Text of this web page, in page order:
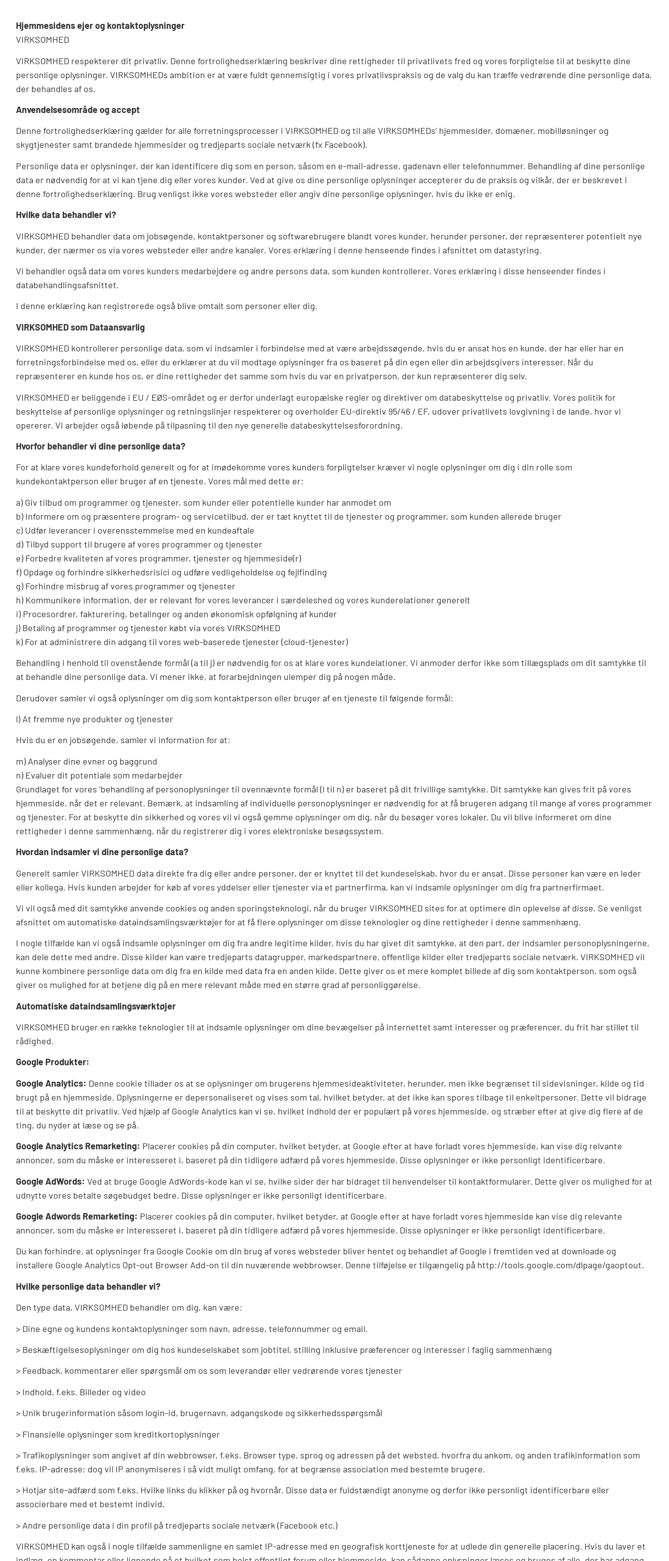
Hjemmesidens ejer og kontaktoplysninger
VIRKSOMHED
VIRKSOMHED respekterer dit privatliv. Denne fortrolighedserklæring beskriver dine rettigheder til privatlivets fred og vores forpligtelse til at beskytte dine
personlige oplysninger. VIRKSOMHEDs ambition er at være fuldt gennemsigtig i vores privatlivspraksis og de valg du kan træffe vedrørende dine personlige data,
der behandles af os.
Anvendelsesområde og accept
Denne fortrolighedserklæring gælder for alle forretningsprocesser i VIRKSOMHED og til alle VIRKSOMHEDs’ hjemmesider, domæner, mobilløsninger og
skygtjenester samt brandede hjemmesider og tredjeparts sociale netværk (fx Facebook).
Personlige data er oplysninger, der kan identificere dig som en person, såsom en e-mail-adresse, gadenavn eller telefonnummer. Behandling af dine personlige
data er nødvendig for at vi kan tjene dig eller vores kunder. Ved at give os dine personlige oplysninger accepterer du de praksis og vilkår, der er beskrevet i
denne fortrolighedserklæring. Brug venligst ikke vores websteder eller angiv dine personlige oplysninger, hvis du ikke er enig.
Hvilke data behandler vi?
VIRKSOMHED behandler data om jobsøgende, kontaktpersoner og softwarebrugere blandt vores kunder, herunder personer, der repræsenterer potentielt nye
kunder, der nærmer os via vores websteder eller andre kanaler. Vores erklæring i denne henseende findes i afsnittet om datastyring.
Vi behandler også data om vores kunders medarbejdere og andre persons data, som kunden kontrollerer. Vores erklæring i disse henseender findes i
databehandlingsafsnittet.
I denne erklæring kan registrerede også blive omtalt som personer eller dig.
VIRKSOMHED som Dataansvarlig
VIRKSOMHED kontrollerer personlige data, som vi indsamler i forbindelse med at være arbejdssøgende, hvis du er ansat hos en kunde, der har eller har en
forretningsforbindelse med os, eller du erklærer at du vil modtage oplysninger fra os baseret på din egen eller din arbejdsgivers interesser. Når du
repræsenterer en kunde hos os, er dine rettigheder det samme som hvis du var en privatperson, der kun repræsenterer dig selv.
VIRKSOMHED er beliggende i EU / EØS-området og er derfor underlagt europæiske regler og direktiver om databeskyttelse og privatliv. Vores politik for
beskyttelse af personlige oplysninger og retningslinjer respekterer og overholder EU-direktiv 95/46 / EF, udover privatlivets lovgivning i de lande, hvor vi
opererer. Vi arbejder også løbende på tilpasning til den nye generelle databeskyttelsesforordning.
Hvorfor behandler vi dine personlige data?
For at klare vores kundeforhold generelt og for at imødekomme vores kunders forpligtelser kræver vi nogle oplysninger om dig i din rolle som
kundekontaktperson eller bruger af en tjeneste. Vores mål med dette er:
a) Giv tilbud om programmer og tjenester, som kunder eller potentielle kunder har anmodet om
b) Informere om og præsentere program- og servicetilbud, der er tæt knyttet til de tjenester og programmer, som kunden allerede bruger
c) Udfør leverancer i overensstemmelse med en kundeaftale
d) Tilbyd support til brugere af vores programmer og tjenester
e) Forbedre kvaliteten af vores programmer, tjenester og hjemmeside(r)
f) Opdage og forhindre sikkerhedsrisici og udføre vedligeholdelse og fejlfinding
g) Forhindre misbrug af vores programmer og tjenester
h) Kommunikere information, der er relevant for vores leverancer i særdeleshed og vores kunderelationer generelt
i) Procesordrer, fakturering, betalinger og anden økonomisk opfølgning af kunder
j) Betaling af programmer og tjenester købt via vores VIRKSOMHED
k) For at administrere din adgang til vores web-baserede tjenester (cloud-tjenester)
Behandling i henhold til ovenstående formål (a til j) er nødvendig for os at klare vores kundelationer. Vi anmoder derfor ikke som tillægsplads om dit samtykke til
at behandle dine personlige data. Vi mener ikke, at forarbejdningen ulemper dig på nogen måde.
Derudover samler vi også oplysninger om dig som kontaktperson eller bruger af en tjeneste til følgende formål:
l) At fremme nye produkter og tjenester
Hvis du er en jobsøgende, samler vi information for at:
m) Analyser dine evner og baggrund
n) Evaluer dit potentiale som medarbejder
Grundlaget for vores ‘behandling af personoplysninger til ovennævnte formål (l til n) er baseret på dit frivillige samtykke. Dit samtykke kan gives frit på vores
hjemmeside, når det er relevant. Bemærk, at indsamling af individuelle personoplysninger er nødvendig for at få brugeren adgang til mange af vores programmer
og tjenester. For at beskytte din sikkerhed og vores vil vi også gemme oplysninger om dig, når du besøger vores lokaler. Du vil blive informeret om dine
rettigheder i denne sammenhæng, når du registrerer dig i vores elektroniske besøgssystem.
Hvordan indsamler vi dine personlige data?
Generelt samler VIRKSOMHED data direkte fra dig eller andre personer, der er knyttet til det kundeselskab, hvor du er ansat. Disse personer kan være en leder
eller kollega. Hvis kunden arbejder for køb af vores yddelser eller tjenester via et partnerfirma, kan vi indsamle oplysninger om dig fra partnerfirmaet.
Vi vil også med dit samtykke anvende cookies og anden sporingsteknologi, når du bruger VIRKSOMHED sites for at optimere din oplevelse af disse. Se venligst
afsnittet om automatiske dataindsamlingsværktøjer for at få flere oplysninger om disse teknologier og dine rettigheder i denne sammenhæng.
I nogle tilfælde kan vi også indsamle oplysninger om dig fra andre legitime kilder, hvis du har givet dit samtykke, at den part, der indsamler personoplysningerne,
kan dele dette med andre. Disse kilder kan være tredjeparts datagrupper, markedspartnere, offentlige kilder eller tredjeparts sociale netværk. VIRKSOMHED vil
kunne kombinere personlige data om dig fra en kilde med data fra en anden kilde. Dette giver os et mere komplet billede af dig som kontaktperson, som også
giver os mulighed for at betjene dig på en mere relevant måde med en større grad af personliggørelse.
Automatiske dataindsamlingsværktøjer
VIRKSOMHED bruger en række teknologier til at indsamle oplysninger om dine bevægelser på internettet samt interesser og præferencer, du frit har stillet til
rådighed.
Google Produkter:
Google Analytics: Denne cookie tillader os at se oplysninger om brugerens hjemmesideaktiviteter, herunder, men ikke begrænset til sidevisninger, kilde og tid
brugt på en hjemmeside. Oplysningerne er depersonaliseret og vises som tal, hvilket betyder, at det ikke kan spores tilbage til enkeltpersoner. Dette vil bidrage
til at beskytte dit privatliv. Ved hjælp af Google Analytics kan vi se, hvilket indhold der er populært på vores hjemmeside, og stræber efter at give dig flere af de
ting, du nyder at læse og se på.
Google Analytics Remarketing: Placerer cookies på din computer, hvilket betyder, at Google efter at have forladt vores hjemmeside, kan vise dig relvante
annoncer, som du måske er interesseret i, baseret på din tidligere adfærd på vores hjemmeside. Disse oplysninger er ikke personligt identificerbare.
Google AdWords: Ved at bruge Google AdWords-kode kan vi se, hvilke sider der har bidraget til henvendelser til kontaktformularer. Dette giver os mulighed for at
udnytte vores betalte søgebudget bedre. Disse oplysninger er ikke personligt identificerbare.
Google Adwords Remarketing: Placerer cookies på din computer, hvilket betyder, at Google efter at have forladt vores hjemmeside kan vise dig relevante
annoncer, som du måske er interesseret i, baseret på din tidligere adfærd på vores hjemmeside. Disse oplysninger er ikke personligt identificerbare.
Du kan forhindre, at oplysninger fra Google Cookie om din brug af vores websteder bliver hentet og behandlet af Google i fremtiden ved at downloade og
installere Google Analytics Opt-out Browser Add-on til din nuværende webbrowser. Denne tilføjelse er tilgængelig på http://tools.google.com/dlpage/gaoptout.
Hvilke personlige data behandler vi?
Den type data, VIRKSOMHED behandler om dig, kan være:
> Dine egne og kundens kontaktoplysninger som navn, adresse, telefonnummer og email.
> Beskæftigelsesoplysninger om dig hos kundeselskabet som jobtitel, stilling inklusive præferencer og interesser i faglig sammenhæng
> Feedback, kommentarer eller spørgsmål om os som leverandør eller vedrørende vores tjenester
> Indhold, f.eks. Billeder og video
> Unik brugerinformation såsom login-id, brugernavn, adgangskode og sikkerhedsspørgsmål
> Finansielle oplysninger som kreditkortoplysninger
> Trafikoplysninger som angivet af din webbrowser, f.eks. Browser type, sprog og adressen på det websted, hvorfra du ankom, og anden trafikinformation som
f.eks. IP-adresse; dog vil IP anonymiseres i så vidt muligt omfang, for at begrænse association med bestemte brugere.
> Hotjar site-adfærd som f.eks. Hvilke links du klikker på og hvornår. Disse data er fuldstændigt anonyme og derfor ikke personligt identificerbare eller
associerbare med et bestemt individ.
> Andre personlige data i din profil på tredjeparts sociale netværk (Facebook etc.)
VIRKSOMHED kan også i nogle tilfælde sammenligne en samlet IP-adresse med en geografisk korttjeneste for at udlede din generelle placering. Hvis du laver et